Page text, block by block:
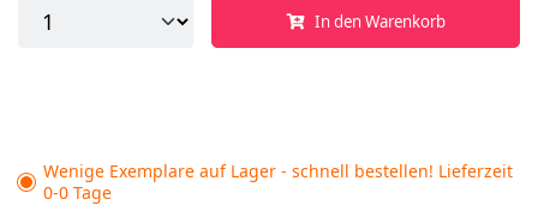
In den Warenkorb
Wenige Exemplare auf Lager - schnell bestellen! Lieferzeit
0-0 Tage